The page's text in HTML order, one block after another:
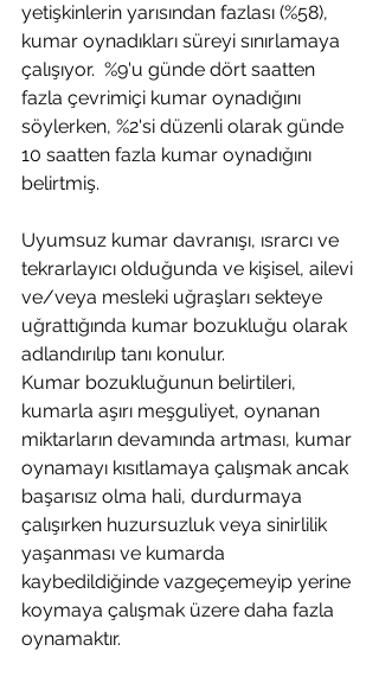
yetişkinlerin yarısından fazlası (%58),
kumar oynadıkları süreyi sınırlamaya
çalışıyor.  %9'u günde dört saatten
fazla çevrimiçi kumar oynadığını
söylerken, %2'si düzenli olarak günde
10 saatten fazla kumar oynadığını
belirtmiş.
Uyumsuz kumar davranışı, ısrarcı ve
tekrarlayıcı olduğunda ve kişisel, ailevi
ve/veya mesleki uğraşları sekteye
uğrattığında kumar bozukluğu olarak
adlandırılıp tanı konulur.
Kumar bozukluğunun belirtileri,
kumarla aşırı meşguliyet, oynanan
miktarların devamında artması, kumar
oynamayı kısıtlamaya çalışmak ancak
başarısız olma hali, durdurmaya
çalışırken huzursuzluk veya sinirlilik
yaşanması ve kumarda
kaybedildiğinde vazgeçemeyip yerine
koymaya çalışmak üzere daha fazla
oynamaktır.